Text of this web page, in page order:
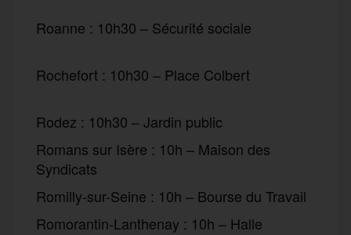
Roanne : 10h30 – Sécurité sociale
Rochefort : 10h30 – Place Colbert
Rodez : 10h30 – Jardin public
Romans sur Isère : 10h – Maison des
Syndicats
Romilly-sur-Seine : 10h – Bourse du Travail
Romorantin-Lanthenay : 10h – Halle